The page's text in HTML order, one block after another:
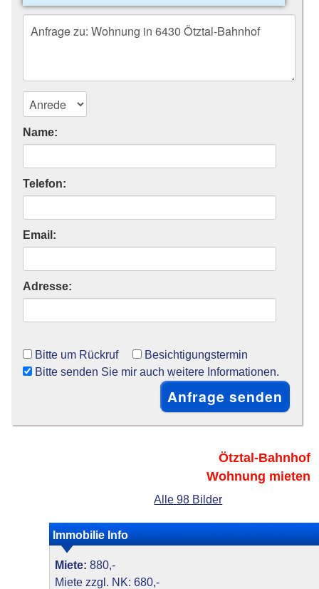
Name:
Telefon:
Email:
Adresse:
Bitte um Rückruf
Besichtigungstermin
Bitte senden Sie mir auch weitere Informationen.
Ötztal-Bahnhof
Wohnung mieten
Alle 98 Bilder
Immobilie Info
Miete: 880,-
Miete zzgl. NK: 680,-